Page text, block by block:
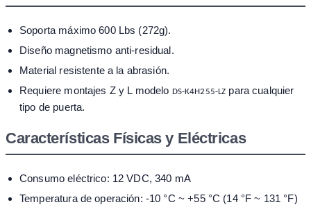
Soporta máximo 600 Lbs (272g).
Diseño magnetismo anti-residual.
Material resistente a la abrasión.
Requiere montajes Z y L modelo DS-K4H255-LZ para cualquier
tipo de puerta.
Características Físicas y Eléctricas
Consumo eléctrico: 12 VDC, 340 mA
Temperatura de operación: -10 °C ~ +55 °C (14 °F ~ 131 °F)